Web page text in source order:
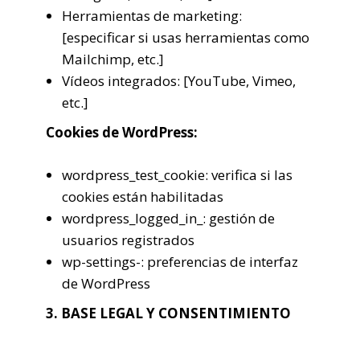
Herramientas de marketing:
[especificar si usas herramientas como
Mailchimp, etc.]
Vídeos integrados: [YouTube, Vimeo,
etc.]
Cookies de WordPress:
wordpress_test_cookie: verifica si las
cookies están habilitadas
wordpress_logged_in_: gestión de
usuarios registrados
wp-settings-: preferencias de interfaz
de WordPress
3. BASE LEGAL Y CONSENTIMIENTO